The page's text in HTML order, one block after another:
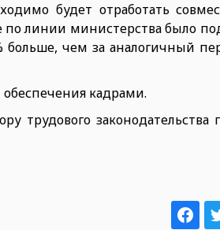
будет отработать
линии министерства было
чем за аналогичный
кадрами.
трудового